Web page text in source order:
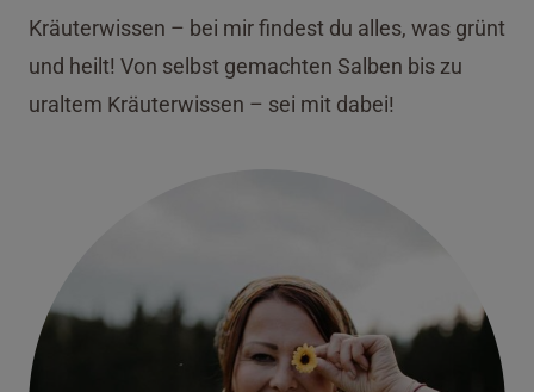
Kräuterwissen – bei mir findest du alles, was grünt
und heilt! Von selbst gemachten Salben bis zu
uraltem Kräuterwissen – sei mit dabei!